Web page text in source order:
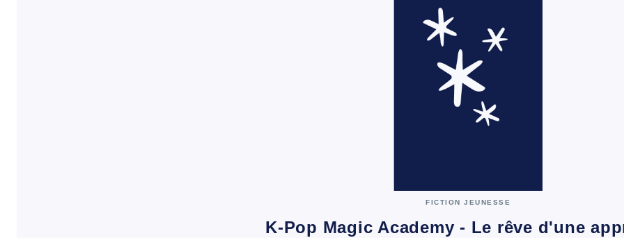
FICTION JEUNESSE
K-Pop Magic Academy - Le rêve d'une